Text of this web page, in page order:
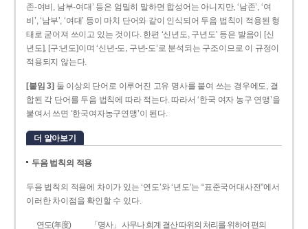
존­-여비, 남부-­여대’ 등은 엄밀히 말하면 합성어는 아니지만, ‘남존’, ‘여
비’, ‘남부’, ‘여대’ 등이 마치 단어와 같이 인식되어 두음 법칙이 적용된 형
태로 굳어져 쓰이고 있는 것이다. 한편 ‘신년도, 구년도’ 등은 발음이 [신
년도], [구ː년도]이며 ‘신년­-도, 구년-­도’로 분석되는 구조이므로 이 규정이
적용되지 않는다.
[붙임 3] 둘 이상의 단어로 이루어진 고유 명사를 붙여 쓰는 경우에도, 결
합된 각 단어를 두음 법칙에 따라 적는다. 따라서 ‘한국 여자 농구 연맹’을
붙여서 쓰면 ‘한국여자농구연맹’이 된다.
더 알아보기
두음 법칙의 적용
두음 법칙의 적용에 차이가 있는 ‘연도’와 ‘년도’는 “표준국어대사전”에서
이러한 차이점을 확인할 수 있다.
연도(年度)
「명사」 사무나 회계 결산 따위의 처리를 위하여 편의